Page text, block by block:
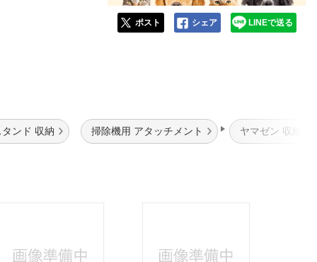
ポスト シェア LINEで送る
ンド 収納 掃除機用 アタッチメント ヤマゼン 収納